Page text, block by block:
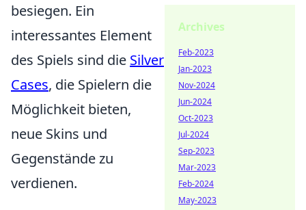
besiegen. Ein
interessantes Element
des Spiels sind die Silver
Cases, die Spielern die
Möglichkeit bieten,
neue Skins und
Gegenstände zu
verdienen.
Archives
Feb-2023
Jan-2023
Nov-2024
Jun-2024
Oct-2023
Jul-2024
Sep-2023
Mar-2023
Feb-2024
May-2023